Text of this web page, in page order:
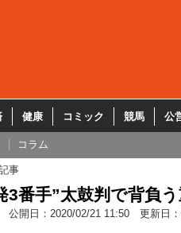
健康 コミック 競馬 公
コラム
事
3番手”太鼓判で背負
公開日： 2020/02/21 11:50 更新日：